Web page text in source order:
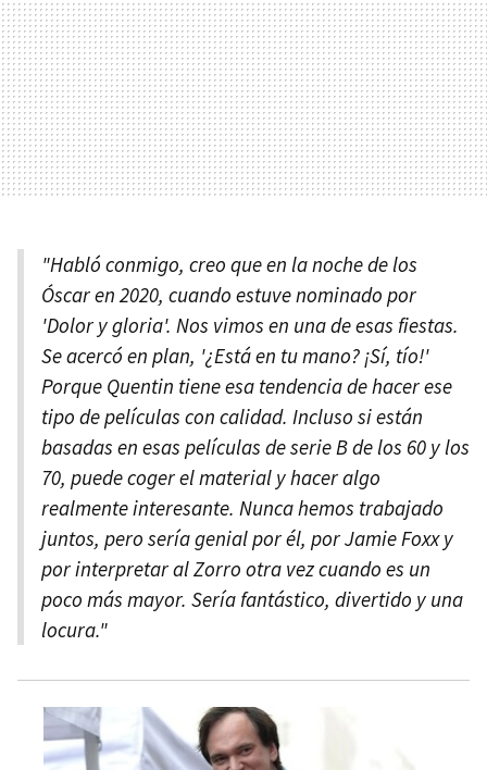
"Habló conmigo, creo que en la noche de los
Óscar en 2020, cuando estuve nominado por
'Dolor y gloria'. Nos vimos en una de esas fiestas.
Se acercó en plan, '¿Está en tu mano? ¡Sí, tío!'
Porque Quentin tiene esa tendencia de hacer ese
tipo de películas con calidad. Incluso si están
basadas en esas películas de serie B de los 60 y los
70, puede coger el material y hacer algo
realmente interesante. Nunca hemos trabajado
juntos, pero sería genial por él, por Jamie Foxx y
por interpretar al Zorro otra vez cuando es un
poco más mayor. Sería fantástico, divertido y una
locura."